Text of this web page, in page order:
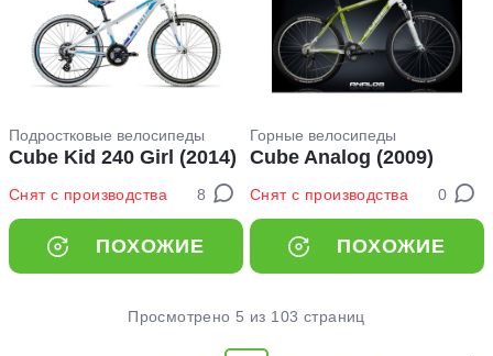
Подростковые велосипеды
Cube Kid 240 Girl (2014)
Снят с производства 8
ПОХОЖИЕ
Горные велосипеды
Cube Analog (2009)
Снят с производства 0
ПОХОЖИЕ
Просмотрено 5 из 103 страниц